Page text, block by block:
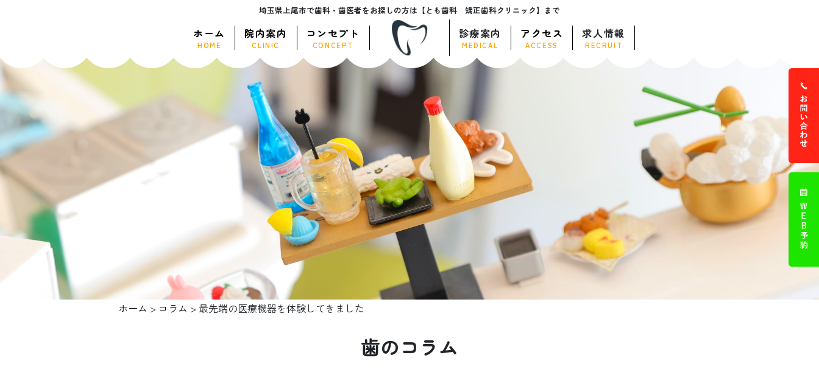
埼玉県上尾市で歯科・歯医者をお探しの方は【とも歯科 矯正歯科クリニック】まで
ホーム
HOME
院内案内
CLINIC
コンセプト
CONCEPT
診療案内
MEDICAL
アクセス
ACCESS
求人情報
RECRUIT
ホーム > コラム > 最先端の医療機器を体験してきました
歯のコラム